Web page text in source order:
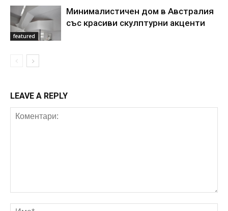
featured
Минималистичен дом в Австралия
със красиви скулптурни акценти
LEAVE A REPLY